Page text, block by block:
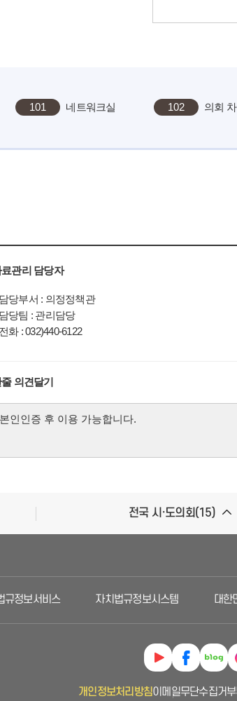
101 네트워크실 102 의회
관리 담당자
담당부서 : 의정정책관
담당팀 : 관리담당
전화 : 032)440-6122
의견달기
전국 시·도의회(15)
정보서비스 자치법규정보시스템 대한
개인정보처리방침이메일무단수집거부